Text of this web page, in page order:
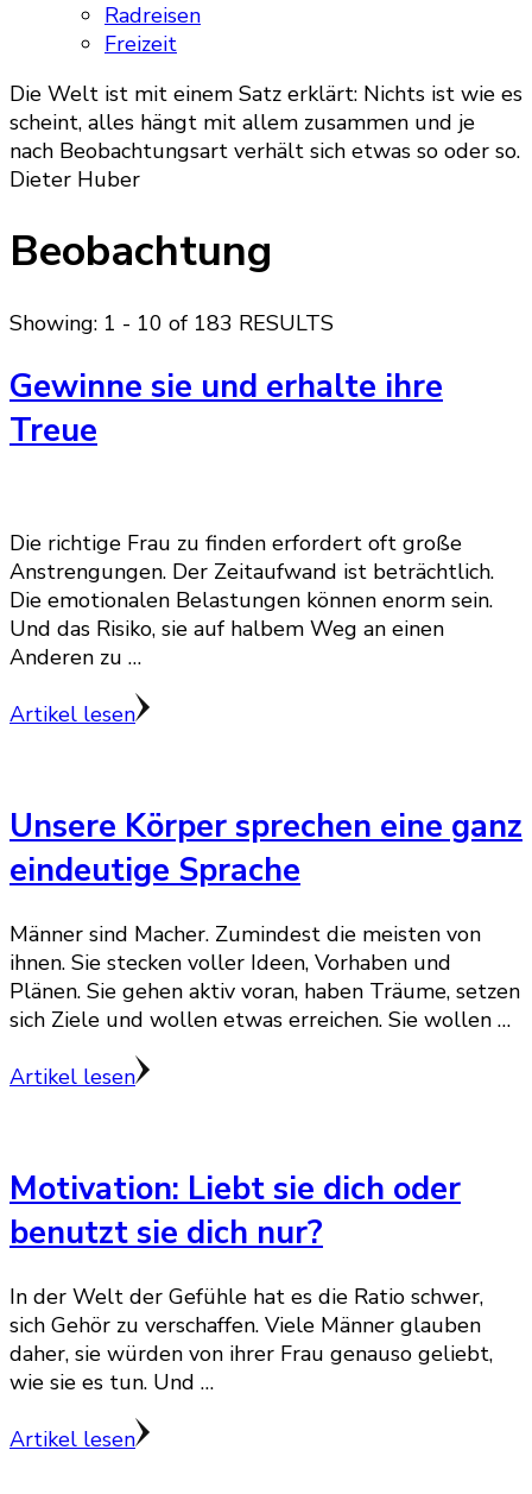
Radreisen
Freizeit
Die Welt ist mit einem Satz erklärt: Nichts ist wie es
scheint, alles hängt mit allem zusammen und je
nach Beobachtungsart verhält sich etwas so oder so.
Dieter Huber
Beobachtung
Showing: 1 - 10 of 183 RESULTS
Gewinne sie und erhalte ihre
Treue
Die richtige Frau zu finden erfordert oft große
Anstrengungen. Der Zeitaufwand ist beträchtlich.
Die emotionalen Belastungen können enorm sein.
Und das Risiko, sie auf halbem Weg an einen
Anderen zu …
Artikel lesen
Unsere Körper sprechen eine ganz
eindeutige Sprache
Männer sind Macher. Zumindest die meisten von
ihnen. Sie stecken voller Ideen, Vorhaben und
Plänen. Sie gehen aktiv voran, haben Träume, setzen
sich Ziele und wollen etwas erreichen. Sie wollen …
Artikel lesen
Motivation: Liebt sie dich oder
benutzt sie dich nur?
In der Welt der Gefühle hat es die Ratio schwer,
sich Gehör zu verschaffen. Viele Männer glauben
daher, sie würden von ihrer Frau genauso geliebt,
wie sie es tun. Und …
Artikel lesen